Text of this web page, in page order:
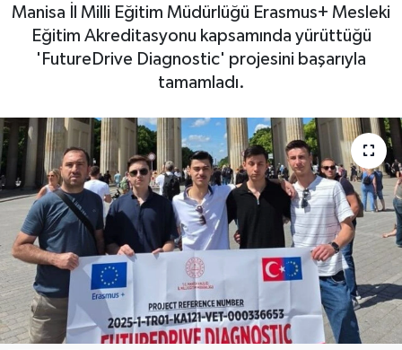
Manisa İl Milli Eğitim Müdürlüğü Erasmus+ Mesleki
Eğitim Akreditasyonu kapsamında yürüttüğü
'FutureDrive Diagnostic' projesini başarıyla
tamamladı.